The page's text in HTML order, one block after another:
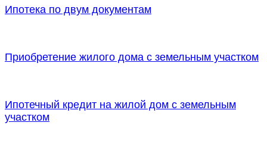
Ипотека по двум документам
Приобретение жилого дома с земельным участком
Ипотечный кредит на жилой дом с земельным
участком